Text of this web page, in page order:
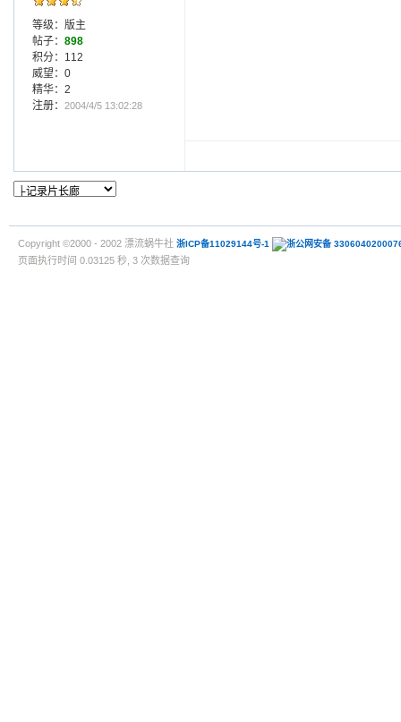
等级：版主
帖子： 898
积分：112
威望：0
精华：2
注册： 2004/4/5 13:02:28
Copyright ©2000 - 2002 漂流蜗牛社 浙ICP备11029144号-1 浙公网安备
页面执行时间 0.03125 秒, 3 次数据查询